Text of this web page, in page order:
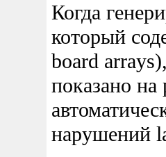
Когда
который
board
показано на
нарушений